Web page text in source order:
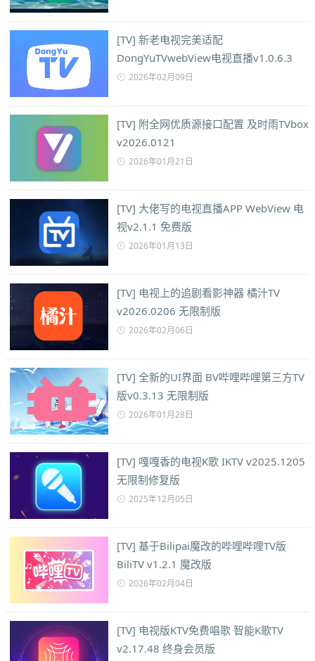
[TV] 新老电视完美适配
DongYuTVwebView电视直播v1.0.6.3
2026年02月09日
[TV] 附全网优质源接口配置 及时雨TVbox
v2026.0121
2026年01月21日
[TV] 大佬写的电视直播APP WebView 电
视v2.1.1 免费版
2026年01月13日
[TV] 电视上的追剧看影神器 橘汁TV
v2026.0206 无限制版
2026年02月06日
[TV] 全新的UI界面 BV哔哩哔哩第三方TV
版v0.3.13 无限制版
2026年01月28日
[TV] 嘎嘎香的电视K歌 IKTV v2025.1205
无限制修复版
2025年12月05日
[TV] 基于Bilipai魔改的哔哩哔哩TV版
BiliTV v1.2.1 魔改版
2026年02月04日
[TV] 电视版KTV免费唱歌 智能K歌TV
v2.17.48 终身会员版